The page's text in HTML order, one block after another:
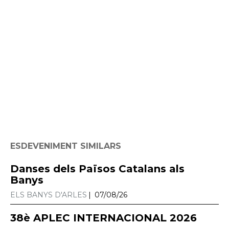
ESDEVENIMENT SIMILARS
Danses dels Països Catalans als
Banys
ELS BANYS D'ARLES 07/08/26
38è APLEC INTERNACIONAL 2026